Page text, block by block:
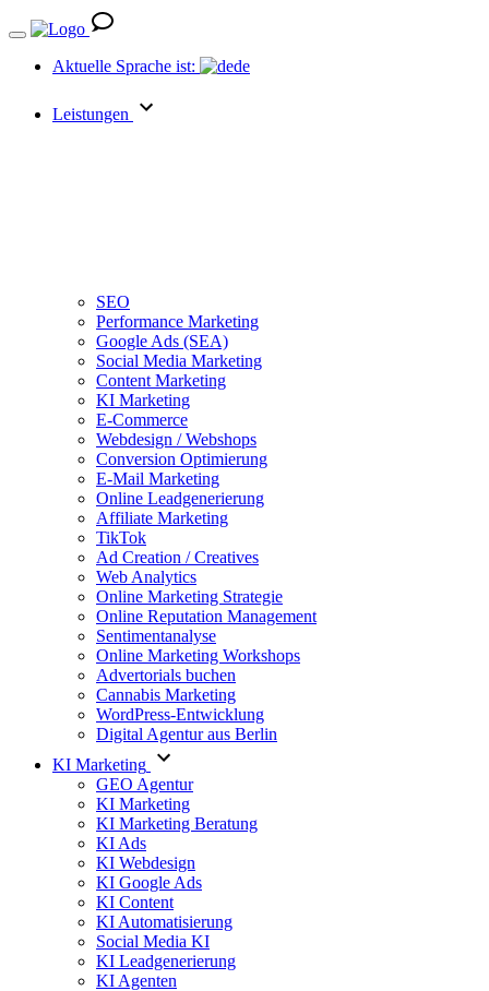
Aktuelle Sprache ist: de
Leistungen
SEO
Performance Marketing
Google Ads (SEA)
Social Media Marketing
Content Marketing
KI Marketing
E-Commerce
Webdesign / Webshops
Conversion Optimierung
E-Mail Marketing
Online Leadgenerierung
Affiliate Marketing
TikTok
Ad Creation / Creatives
Web Analytics
Online Marketing Strategie
Online Reputation Management
Sentimentanalyse
Online Marketing Workshops
Advertorials buchen
Cannabis Marketing
WordPress-Entwicklung
Digital Agentur aus Berlin
KI Marketing
GEO Agentur
KI Marketing
KI Marketing Beratung
KI Ads
KI Webdesign
KI Google Ads
KI Content
KI Automatisierung
Social Media KI
KI Leadgenerierung
KI Agenten